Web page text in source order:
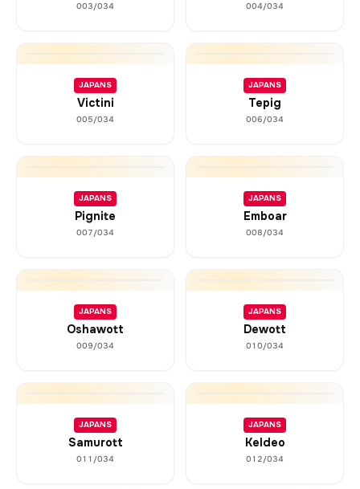
003/034 004/034
JAPANS
Victini
005/034
JAPANS
Tepig
006/034
JAPANS
Pignite
007/034
JAPANS
Emboar
008/034
JAPANS
Oshawott
009/034
JAPANS
Dewott
010/034
JAPANS
Samurott
011/034
JAPANS
Keldeo
012/034